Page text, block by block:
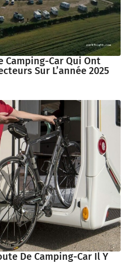
Camping-Car Qui Ont
Sur L’année 2025
De Camping-Car Il Y